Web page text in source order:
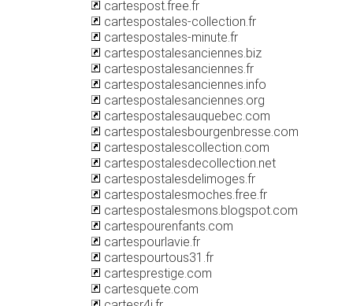
cartespost.free.fr
cartespostales-collection.fr
cartespostales-minute.fr
cartespostalesanciennes.biz
cartespostalesanciennes.fr
cartespostalesanciennes.info
cartespostalesanciennes.org
cartespostalesauquebec.com
cartespostalesbourgenbresse.com
cartespostalescollection.com
cartespostalesdecollection.net
cartespostalesdelimoges.fr
cartespostalesmoches.free.fr
cartespostalesmons.blogspot.com
cartespourenfants.com
cartespourlavie.fr
cartespourtous31.fr
cartesprestige.com
cartesquete.com